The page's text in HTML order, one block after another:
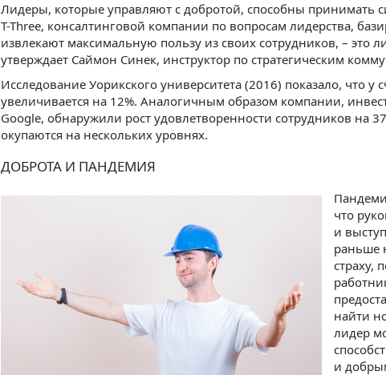
Лидеры, которые управляют с добротой, способны принимать
T-Three, консалтинговой компании по вопросам лидерства,
извлекают максимальную пользу из своих сотрудников, – это
утверждает Саймон Синек, инструктор по стратегическим
Исследование Уорикского университета (2016) показало, что
увеличивается на 12%. Аналогичным образом компании,
Google, обнаружили рост удовлетворенности сотрудников на
окупаются на нескольких уровнях.
ДОБРОТА И ПАНДЕМИЯ
что
и
раньше
страху,
найти
лидер
и